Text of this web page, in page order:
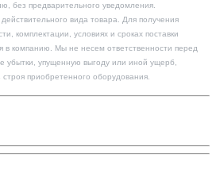
без предварительного уведомления.
вида товара. Для получения
комплектации, условиях и сроках поставки
в компанию. Мы не несем ответственности перед
убытки, упущенную выгоду или иной ущерб,
приобретенного оборудования.